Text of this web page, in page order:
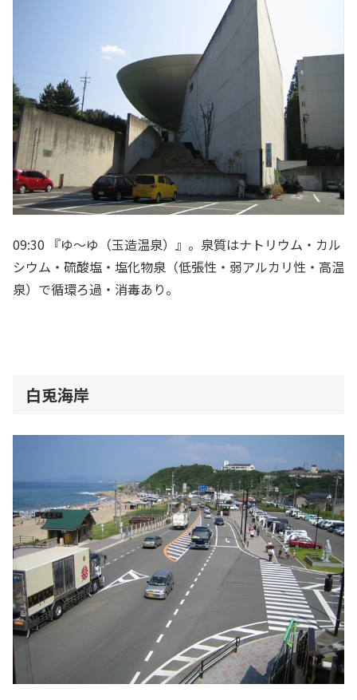
09:30 『ゆ～ゆ（玉造温泉）』。泉質はナトリウム・カル
シウム・硫酸塩・塩化物泉（低張性・弱アルカリ性・高温
泉）で循環ろ過・消毒あり。
白兎海岸